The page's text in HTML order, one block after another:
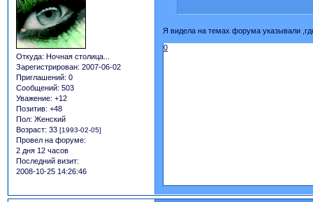
Откуда: Ночная столица...
Зарегистрирован: 2007-06-02
Приглашений: 0
Сообщений: 503
Уважение: +12
Позитив: +48
Пол: Женский
Возраст: 33 [1993-02-05]
Провел на форуме:
2 дня 12 часов
Последний визит:
2008-10-25 14:26:46
Я видела на темах форума указывали
0